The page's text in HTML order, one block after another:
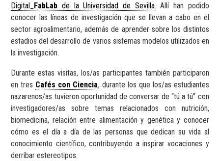
Digital_ FabLab de la Universidad de Sevilla. Allí han podido
conocer las líneas de investigación que se llevan a cabo en el
sector agroalimentario, además de aprender sobre los distintos
estadios del desarrollo de varios sistemas modelos utilizados en
la investigación.
Durante estas visitas, los/as participantes también participaron
en tres Cafés con Ciencia, durante los que los/as estudiantes
nazarenos/as tuvieron oportunidad de conversar de “tú a tú” con
investigadores/as sobre temas relacionados con nutrición,
biomedicina, relación entre alimentación y genética y conocer
cómo es el día a día de las personas que dedican su vida al
conocimiento científico, contribuyendo a inspirar vocaciones y
derribar estereotipos.